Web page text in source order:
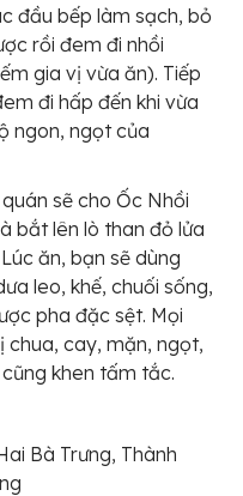
đầu bếp làm sạch, bỏ
rồi đem đi nhồi
gia vị vừa ăn). Tiếp
đi hấp đến khi vừa
ngon, ngọt của
sẽ cho Ốc Nhồi
bắt lên lò than đỏ lửa
ăn, bạn sẽ dùng
leo, khế, chuối sống,
pha đặc sệt. Mọi
chua, cay, mặn, ngọt,
khen tấm tắc.
Bà Trưng, Thành